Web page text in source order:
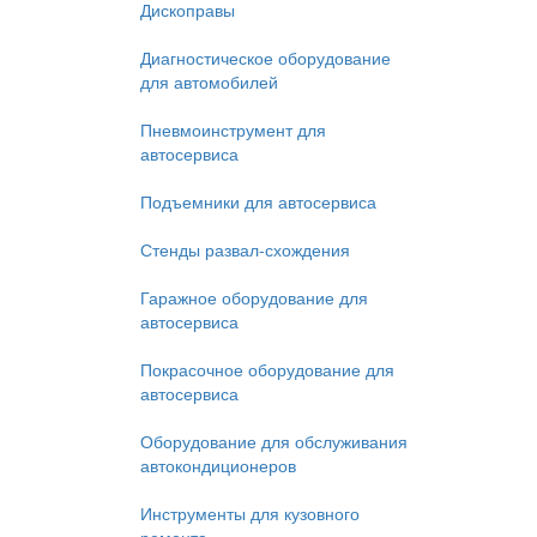
Дископравы
Диагностическое оборудование
для автомобилей
Пневмоинструмент для
автосервиса
Подъемники для автосервиса
Стенды развал-схождения
Гаражное оборудование для
автосервиса
Покрасочное оборудование для
автосервиса
Оборудование для обслуживания
автокондиционеров
Инструменты для кузовного